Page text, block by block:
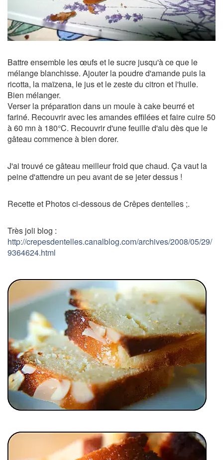
Battre ensemble les œufs et le sucre jusqu'à ce que le
mélange blanchisse. Ajouter la poudre d'amande puis la
ricotta, la maïzena, le jus et le zeste du citron et l'huile.
Bien mélanger.
Verser la préparation dans un moule à cake beurré et
fariné. Recouvrir avec les amandes effilées et faire cuire 50
à 60 mn à 180°C. Recouvrir d'une feuille d'alu dès que le
gâteau commence à bien dorer.
J'ai trouvé ce gâteau meilleur froid que chaud. Ça vaut la
peine d'attendre un peu avant de se jeter dessus !
Recette et Photos ci-dessous de Crêpes dentelles ;.
Très joli blog :
http://crepesdentelles.canalblog.com/archives/2008/05/29/
9364624.html